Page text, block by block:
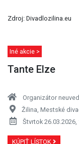
Zdroj: Divadlozilina.eu
Iné akcie >
Tante Elze
Organizátor
Žilina, Mestské
Štvrtok 26.03.2026,
KÚPIŤ LÍSTOK